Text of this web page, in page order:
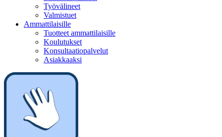
Työvälineet
Valmistuet
Ammattilaisille
Tuotteet ammattilaisille
Koulutukset
Konsultaatiopalvelut
Asiakkaaksi